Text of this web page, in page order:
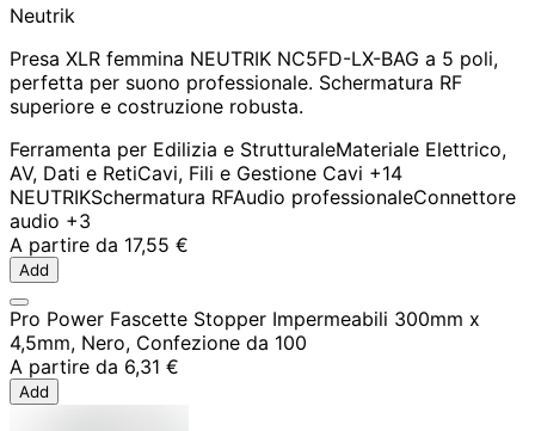
Neutrik
Presa XLR femmina NEUTRIK NC5FD-LX-BAG a 5 poli,
perfetta per suono professionale. Schermatura RF
superiore e costruzione robusta.
Ferramenta per Edilizia e StrutturaleMateriale Elettrico,
AV, Dati e RetiCavi, Fili e Gestione Cavi +14
NEUTRIKSchermatura RFAudio professionaleConnettore
audio +3
A partire da 17,55 €
Add
Pro Power Fascette Stopper Impermeabili 300mm x
4,5mm, Nero, Confezione da 100
A partire da 6,31 €
Add